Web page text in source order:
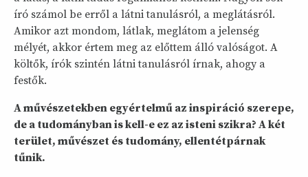
író számol be erről a látni tanulásról, a meglátásról.
Amikor azt mondom, látlak, meglátom a jelenség
mélyét, akkor értem meg az előttem álló valóságot. A
költők, írók szintén látni tanulásról írnak, ahogy a
festők.
A művészetekben egyértelmű az inspiráció szerepe,
de a tudományban is kell-e ez az isteni szikra? A két
terület, művészet és tudomány, ellentétpárnak
tűnik.